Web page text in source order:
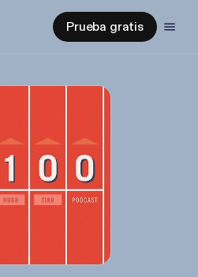
Prueba gratis